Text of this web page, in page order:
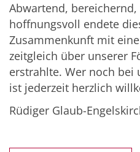
Abwartend,
hoffnungsvoll endete
Zusammenkunft mit
zeitgleich über unserer
erstrahlte. Wer noch
ist jederzeit herzlich
Rüdiger Glaub-